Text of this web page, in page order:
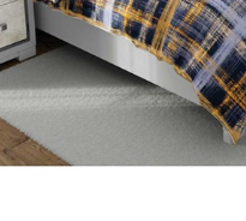
نوشیدنی ها
روشنایی و الکتریکی